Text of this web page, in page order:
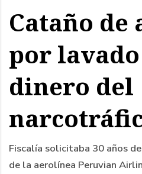
la
navegación
Cataño de
por
dinero del
Fiscalía solicitaba 30 años
de la aerolínea Peruvian